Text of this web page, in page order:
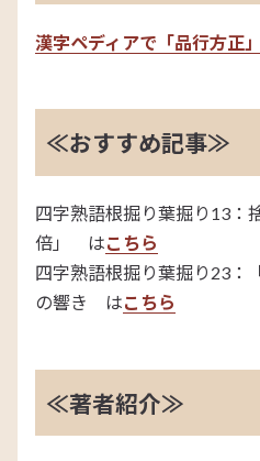
漢字ペディアで「品行方正
≪おすすめ記事≫
四字熟語根掘り葉掘り13：
倍」 はこちら
四字熟語根掘り葉掘り23：
の響き はこちら
≪著者紹介≫